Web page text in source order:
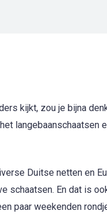
kijkt, zou je bijna
langebaanschaatsen
Duitse netten en
schaatsen. En dat is
paar weekenden